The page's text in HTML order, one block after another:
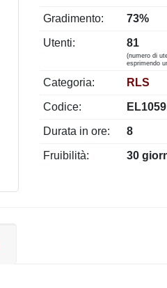
Gradimento: 73%
Utenti: 81
(numero di
esprimendo
Categoria: RLS
Codice:
Durata in ore: 8
Fruibilità: 30